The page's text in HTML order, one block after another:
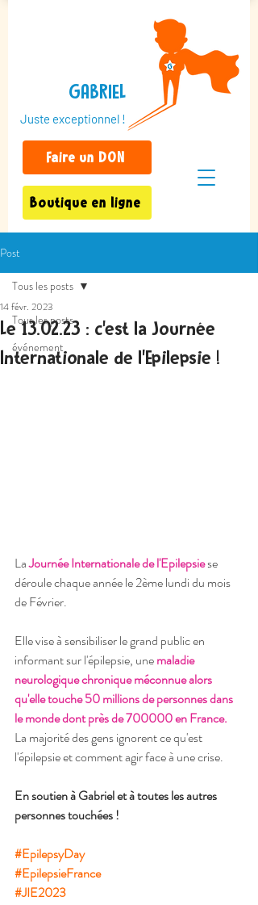
GABRIEL
Juste exceptionnel !
Faire un DON
Boutique en ligne
Post
Tous les posts
événement
Tous les posts
Le 13.02.23 : c'est la Journée
Internationale de l'Epilepsie !
14 févr. 2023
La Journée Internationale de l'Epilepsie se
déroule chaque année le 2ème lundi du mois
de Février.
Elle vise à sensibiliser le grand public en
informant sur l'épilepsie, une maladie
neurologique chronique méconnue alors
qu'elle touche 50 millions de personnes dans
le monde dont près de 700000 en France.
La majorité des gens ignorent ce qu'est
l'épilepsie et comment agir face à une crise.
En soutien à Gabriel et à toutes les autres
personnes touchées !
#EpilepsyDay
#EpilepsieFrance
#JIE2023